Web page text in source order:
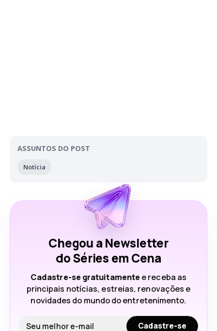
ASSUNTOS DO POST
Notícia
Chegou a Newsletter
do Séries em Cena
Cadastre-se gratuitamente e receba as
principais notícias, estreias, renovações e
novidades do mundo do entretenimento.
Seu e-mail
Cadastre-se